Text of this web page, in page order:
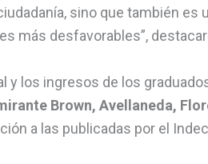
sino que también es
más desfavorables”,
y los ingresos de los
Brown, Avellaneda,
a las publicadas por el